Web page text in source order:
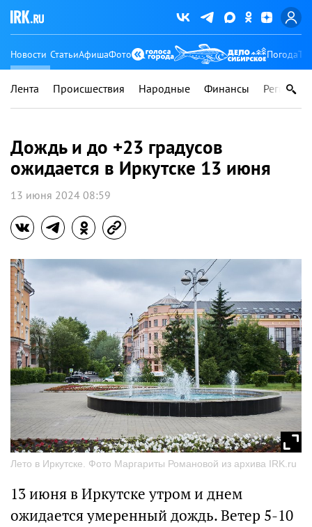
Новости СтатьиАфишаФото Погода
Лента Происшествия Народные Финансы Регионы
Дождь и до +23 градусов
ожидается в Иркутске 13 июня
13 июня 2024 08:59
Лето в Иркутске. Фото Маргариты Романовой из архива IRK.ru
13 июня в Иркутске утром и днем
ожидается умеренный дождь. Ветер 5-10